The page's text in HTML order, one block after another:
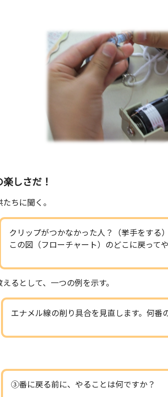
しさだ！
ちに聞く。
クリップがつかなかった人？（挙手をする
この図（フローチャート）のどこに戻って
るとして、一つの例を示す。
エナメル線の削り具合を見直します。何番
③番に戻る前に、やることは何ですか？